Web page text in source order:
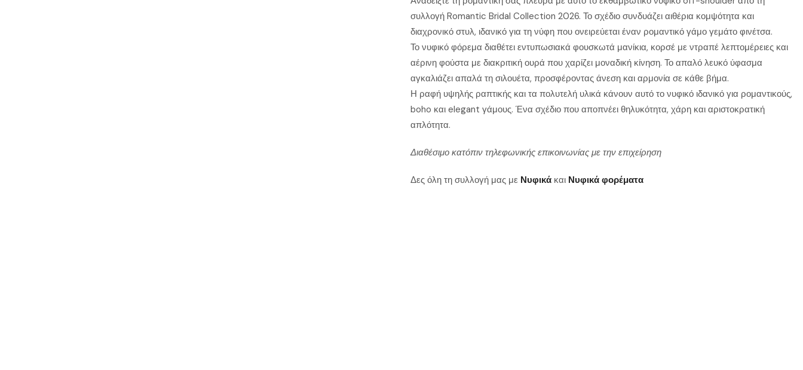
συλλογή Romantic Bridal Collection 2026. Το σχέδιο συνδυάζει αιθέρια κομψότητα και
διαχρονικό στυλ, ιδανικό για τη νύφη που ονειρεύεται έναν ρομαντικό γάμο γεμάτο φινέτσα.
Το νυφικό φόρεμα διαθέτει εντυπωσιακά φουσκωτά μανίκια, κορσέ με ντραπέ λεπτομέρειες και
αέρινη φούστα με διακριτική ουρά που χαρίζει μοναδική κίνηση. Το απαλό λευκό ύφασμα
αγκαλιάζει απαλά τη σιλουέτα, προσφέροντας άνεση και αρμονία σε κάθε βήμα.
Η ραφή υψηλής ραπτικής και τα πολυτελή υλικά κάνουν αυτό το νυφικό ιδανικό για ρομαντικούς,
boho και elegant γάμους. Ένα σχέδιο που αποπνέει θηλυκότητα, χάρη και αριστοκρατική
απλότητα.
Διαθέσιμο κατόπιν τηλεφωνικής επικοινωνίας με την επιχείρηση
Δες όλη τη συλλογή μας με Νυφικά και Νυφικά φορέματα